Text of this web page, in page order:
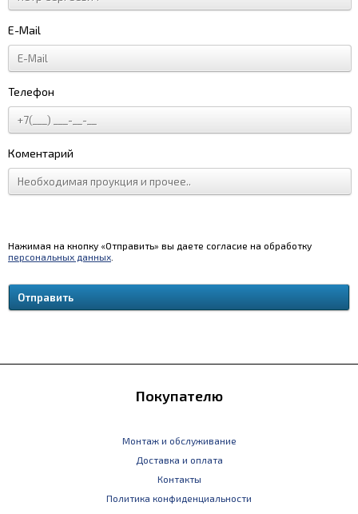
E-Mail
Телефон
Коментарий
Нажимая на кнопку «Отправить» вы даете согласие на обработку
персональных данных
Покупателю
Монтаж и обслуживание
Доставка и оплата
Контакты
Политика конфиденциальности